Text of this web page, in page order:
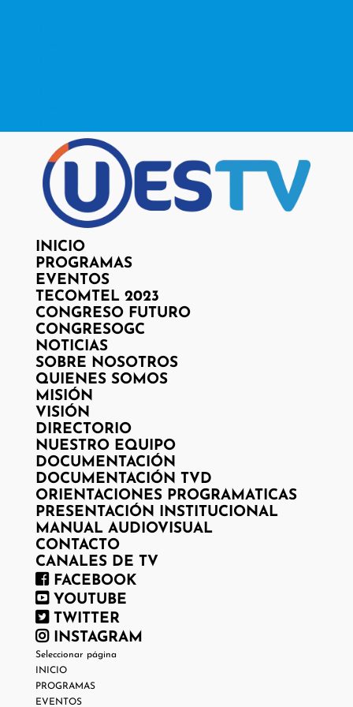
INICIO
PROGRAMAS
EVENTOS
TECOMTEL 2023
CONGRESO FUTURO
CONGRESOGC
NOTICIAS
SOBRE NOSOTROS
QUIENES SOMOS
MISIÓN
VISIÓN
DIRECTORIO
NUESTRO EQUIPO
DOCUMENTACIÓN
DOCUMENTACIÓN TVD
ORIENTACIONES PROGRAMATICAS
PRESENTACIÓN INSTITUCIONAL
MANUAL AUDIOVISUAL
CONTACTO
CANALES DE TV
FACEBOOK
YOUTUBE
TWITTER
INSTAGRAM
Seleccionar página
INICIO
PROGRAMAS
EVENTOS